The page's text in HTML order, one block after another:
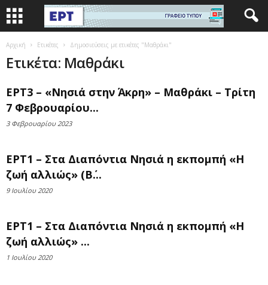
Αρχική Ετικέτες Δημοσιεύσεις με ετικέτες "Μαθράκι"
Ετικέτα: Μαθράκι
ΕΡΤ3 – «Νησιά στην Άκρη» – Μαθράκι – Τρίτη
7 Φεβρουαρίου...
3 Φεβρουαρίου 2023
ΕΡΤ1 – Στα Διαπόντια Νησιά η εκπομπή «Η
ζωή αλλιώς» (Β΄...
9 Ιουλίου 2020
ΕΡΤ1 – Στα Διαπόντια Νησιά η εκπομπή «Η
ζωή αλλιώς» ...
1 Ιουλίου 2020